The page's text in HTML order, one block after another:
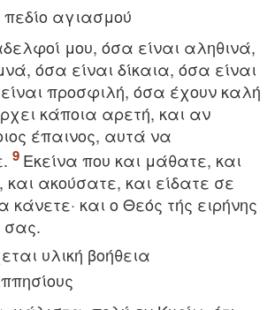
πεδίο αγιασμού
μου, όσα είναι αληθινά,
όσα είναι δίκαια, όσα είναι
προσφιλή, όσα έχουν καλή
κάποια αρετή, και αν
έπαινος, αυτά να
Eκείνα που και μάθατε, και
ακούσατε, και είδατε σε
και ο Θεός τής ειρήνης
σας.
υλική βοήθεια